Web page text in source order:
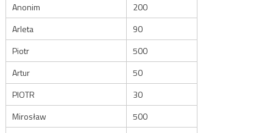
Anonim
200
Arleta
90
Piotr
500
Artur
50
PIOTR
30
Mirosław
500